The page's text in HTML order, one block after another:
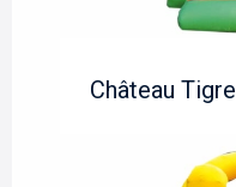
Château Tigre